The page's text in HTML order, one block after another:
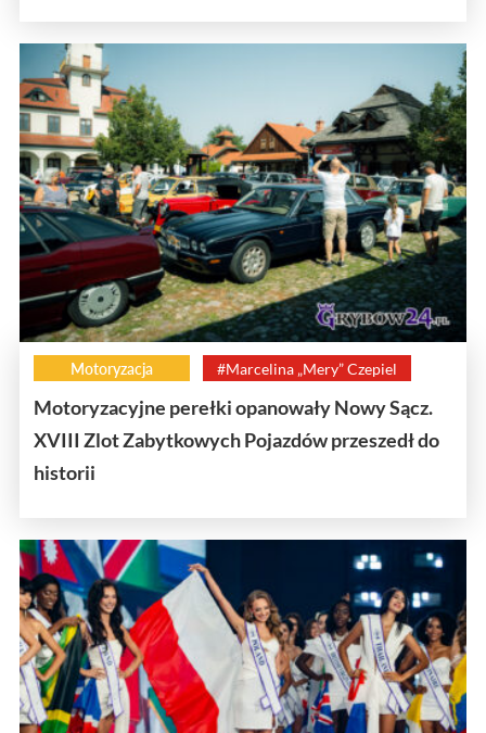
Motoryzacja #Marcelina „Mery” Czepiel
Motoryzacyjne perełki opanowały Nowy Sącz.
XVIII Zlot Zabytkowych Pojazdów przeszedł do
historii